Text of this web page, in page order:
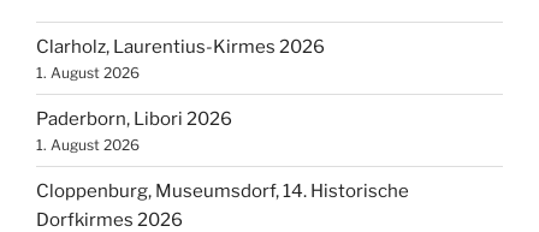
Clarholz, Laurentius-Kirmes 2026
1. August 2026
Paderborn, Libori 2026
1. August 2026
Cloppenburg, Museumsdorf, 14. Historische
Dorfkirmes 2026